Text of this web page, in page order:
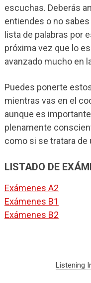
escuchas. Deberás
entiendes o no
lista de palabras por
próxima vez que lo
avanzado mucho en
Puedes ponerte
mientras vas en el
aunque es
plenamente
como si se tratara de
LISTADO DE
Exámenes A2
Exámenes B1
Exámenes B2
Listening